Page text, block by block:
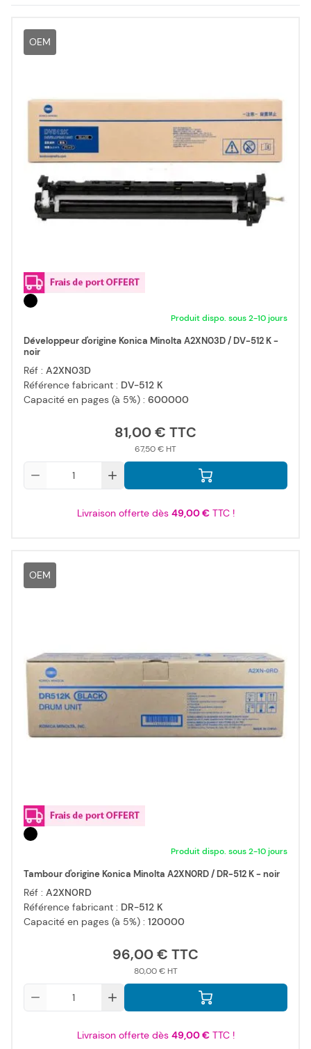
OEM
Produit dispo. sous 2-10 jours
Développeur d'origine Konica Minolta A2XN03D / DV-512 K -
noir
Réf : A2XN03D
Référence fabricant : DV-512 K
Capacité en pages (à 5%) : 600000
81,00 €
67,50 €
Livraison offerte dès 49,00 €TTC !
OEM
Produit dispo. sous 2-10 jours
Tambour d'origine Konica Minolta A2XN0RD / DR-512 K - noir
Réf : A2XN0RD
Référence fabricant : DR-512 K
Capacité en pages (à 5%) : 120000
96,00 €
80,00 €
Livraison offerte dès 49,00 €TTC !